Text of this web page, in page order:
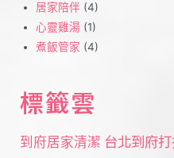
居家陪伴 (4)
心靈雞湯 (1)
煮飯管家 (4)
標籤雲
到府居家清潔 台北到府